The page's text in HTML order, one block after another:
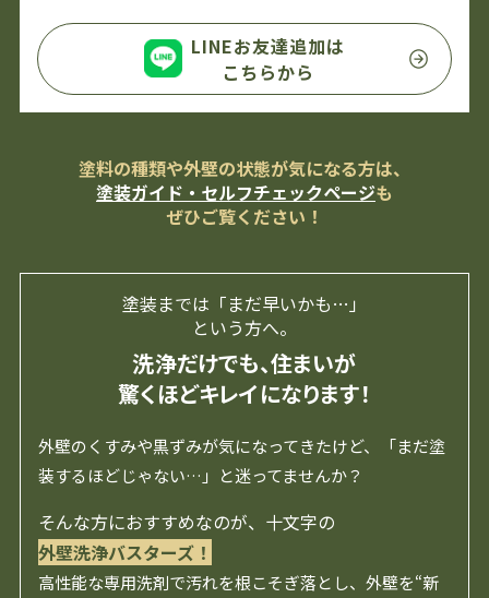
LINEお友達追加は
こちらから
塗料の種類や外壁の状態が気になる方は、
塗装ガイド・セルフチェックページも
ぜひご覧ください！
塗装までは「まだ早いかも…」
という方へ。
洗浄だけでも、住まいが
驚くほどキレイになります！
外壁のくすみや黒ずみが気になってきたけど、「まだ塗
装するほどじゃない…」と迷ってませんか？
そんな方におすすめなのが、十文字の
外壁洗浄バスターズ！
高性能な専用洗剤で汚れを根こそぎ落とし、外壁を“新